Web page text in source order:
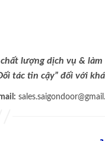
lượng dịch vụ & làm
tác tin cậy” đối với
: